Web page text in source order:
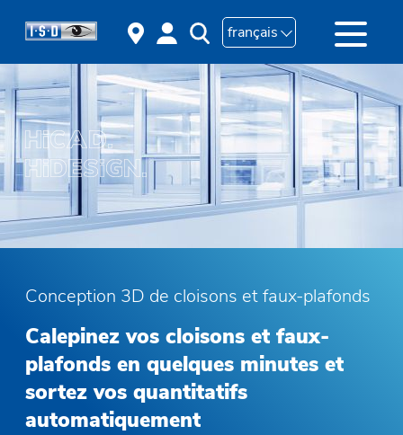
français
Conception 3D de cloisons et faux-plafonds
Calepinez vos cloisons et faux-
plafonds en quelques minutes et
sortez vos quantitatifs
automatiquement